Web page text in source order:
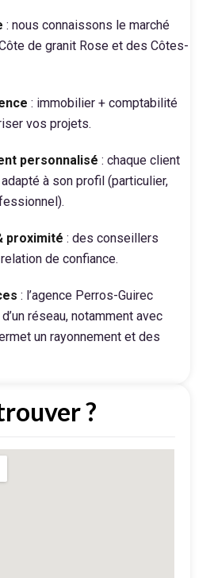
: nous connaissons le marché
de granit Rose et des Côtes-
: immobilier + comptabilité
vos projets.
personnalisé : chaque client
à son profil (particulier,
proximité : des conseillers
de confiance.
: l’agence Perros-Guirec
réseau, notamment avec
un rayonnement et des
trouver ?